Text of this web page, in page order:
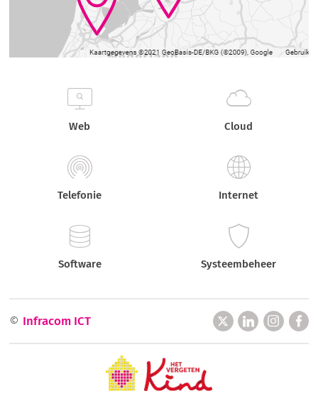
Web Cloud
Telefonie Internet
Software Systeembeheer
© Infracom ICT